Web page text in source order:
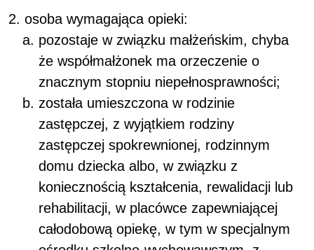
osoba wymagająca opieki:
pozostaje w związku małżeńskim, chyba
że współmałżonek ma orzeczenie o
znacznym stopniu niepełnosprawności;
została umieszczona w rodzinie
zastępczej, z wyjątkiem rodziny
zastępczej spokrewnionej, rodzinnym
domu dziecka albo, w związku z
koniecznością kształcenia, rewalidacji lub
rehabilitacji, w placówce zapewniającej
całodobową opiekę, w tym w specjalnym